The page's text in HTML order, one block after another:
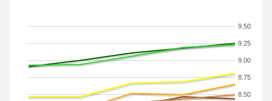
8.50
8.75
9.00
9.25
9.50